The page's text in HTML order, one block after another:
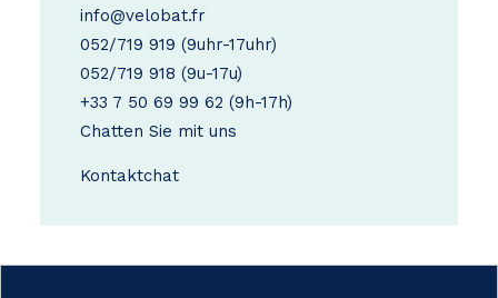
info@velobat.fr
052/719 919 (9uhr-17uhr)
052/719 918 (9u-17u)
+33 7 50 69 99 62 (9h-17h)
Chatten Sie mit uns
Kontaktchat